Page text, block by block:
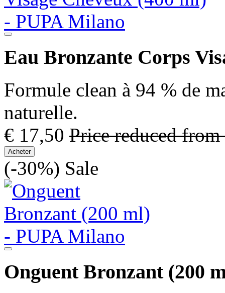
Eau Bronzante Corps
Formule clean à 94 % de
naturelle.
€ 17,50 Price reduced from
Acheter
(-30%) Sale
Onguent Bronzant (200